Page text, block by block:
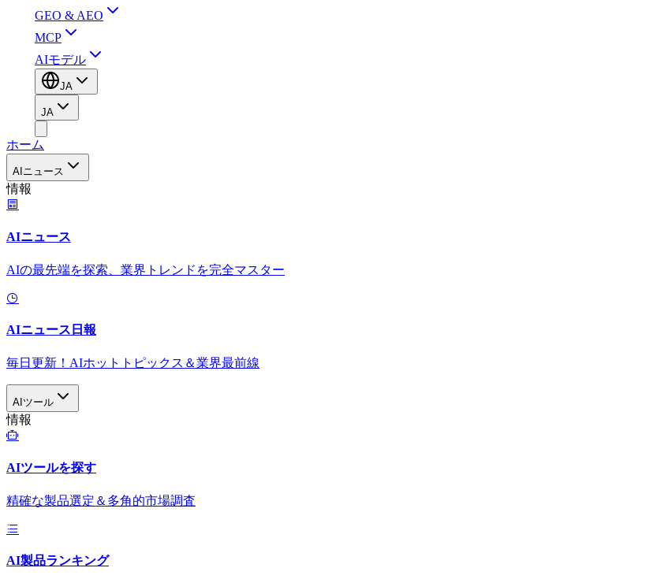
GEO & AEO
MCP
AIモデル
JA
JA
ホーム
AIニュース
情報
AIニュース
AIの最先端を探索、業界トレンドを完全マスター
AIニュース日報
毎日更新！AIホットトピックス＆業界最前線
AIツール
情報
AIツールを探す
精確な製品選定＆多角的市場調査
AI製品ランキング